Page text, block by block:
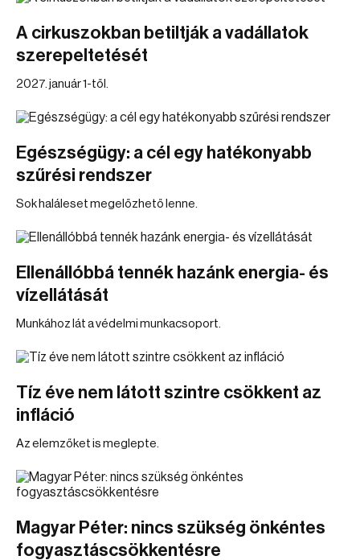
A cirkuszokban betiltják a vadállatok
szerepeltetését
2027. január 1-től.
Egészségügy: a cél egy hatékonyabb
szűrési rendszer
Sok haláleset megelőzhető lenne.
Ellenállóbbá tennék hazánk energia- és
vízellátását
Munkához lát a védelmi munkacsoport.
Tíz éve nem látott szintre csökkent az
infláció
Az elemzőket is meglepte.
Magyar Péter: nincs szükség önkéntes
fogyasztáscsökkentésre